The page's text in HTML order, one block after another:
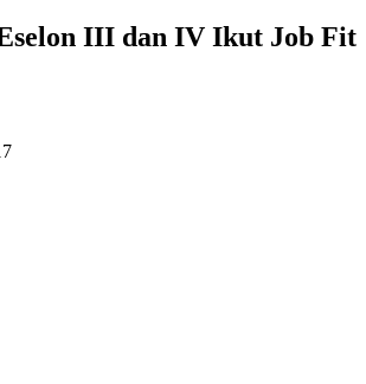
III dan IV Ikut Job Fit